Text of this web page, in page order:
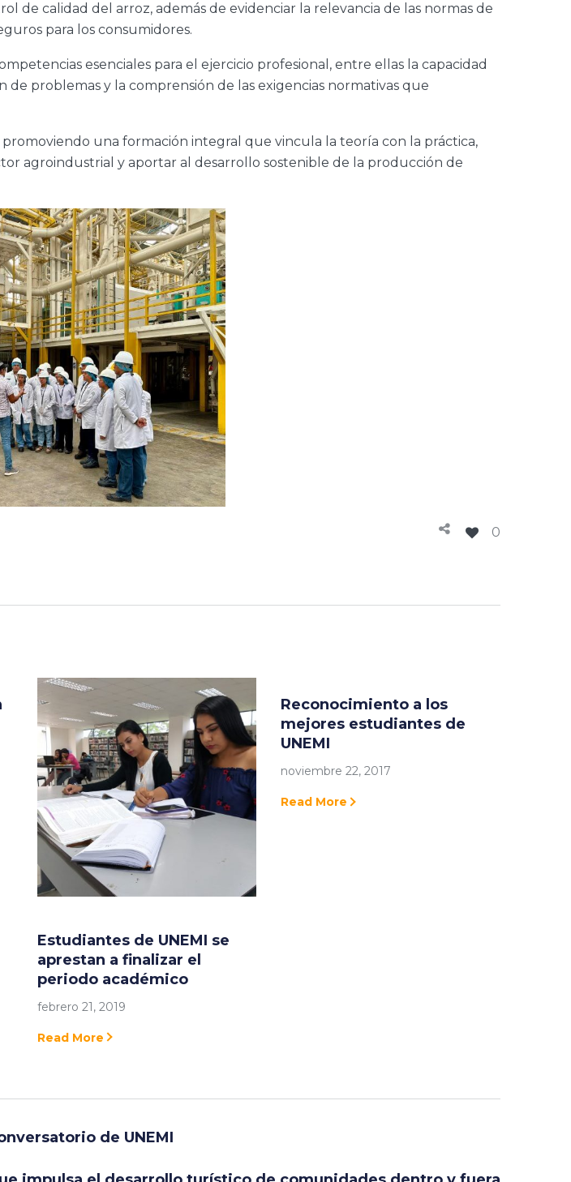
de calidad del arroz, además de evidenciar la relevancia de las normas de
para los consumidores.
esenciales para el ejercicio profesional, entre ellas la capacidad
de problemas y la comprensión de las exigencias normativas que
una formación integral que vincula la teoría con la práctica,
agroindustrial y aportar al desarrollo sostenible de la producción de
0
Estudiantes de UNEMI se
aprestan a finalizar el
periodo académico
febrero 21, 2019
Read More
Reconocimiento a los
mejores estudiantes de
UNEMI
noviembre 22, 2017
Read More
de UNEMI